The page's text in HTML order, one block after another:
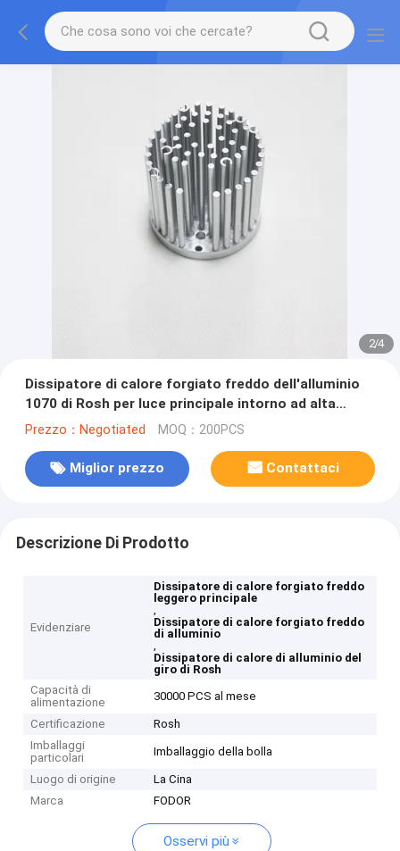
2/4
Dissipatore di calore forgiato freddo dell'alluminio
1070 di Rosh per luce principale intorno ad alta
precisione
Prezzo：Negotiated MOQ：200PCS
Miglior prezzo Contattaci
Descrizione Di Prodotto
Evidenziare
Dissipatore di calore forgiato freddo
leggero principale
,
Dissipatore di calore forgiato freddo
di alluminio
,
Dissipatore di calore di alluminio del
giro di Rosh
Capacità di
alimentazione
30000 PCS al mese
Certificazione
Rosh
Imballaggi
particolari
Imballaggio della bolla
Luogo di origine
La Cina
Marca
FODOR
Osservi più